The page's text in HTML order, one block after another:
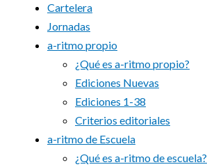
Cartelera
Jornadas
a-ritmo propio
¿Qué es a-ritmo propio?
Ediciones Nuevas
Ediciones 1-38
Criterios editoriales
a-ritmo de Escuela
¿Qué es a-ritmo de escuela?